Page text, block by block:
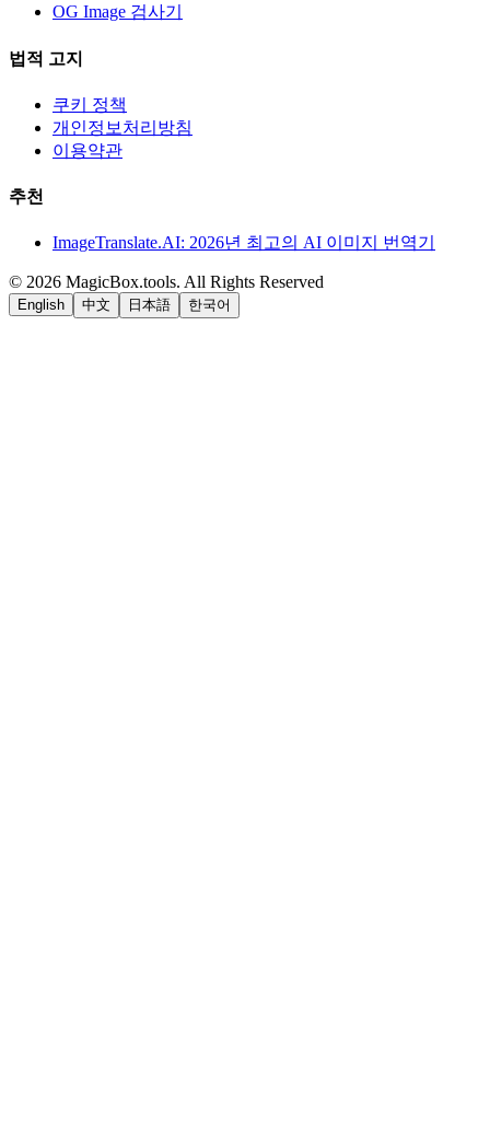
OG Image 검사기
법적 고지
쿠키 정책
개인정보처리방침
이용약관
추천
ImageTranslate.AI: 2026년 최고의 AI 이미지 번역기
© 2026 MagicBox.tools. All Rights Reserved
English 中文 日本語 한국어